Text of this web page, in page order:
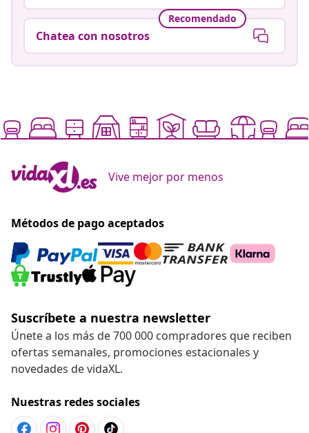
Recomendado
Chatea con nosotros
Vive mejor por menos
Métodos de pago aceptados
Suscríbete a nuestra newsletter
Únete a los más de 700 000 compradores que reciben
ofertas semanales, promociones estacionales y
novedades de vidaXL.
Nuestras redes sociales